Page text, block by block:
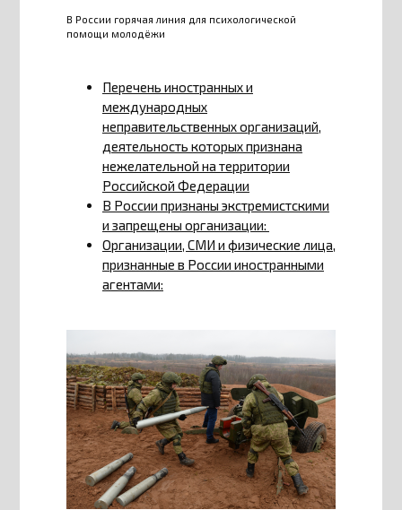
В России горячая линия для психологической
помощи молодёжи
Перечень иностранных и
международных
неправительственных организаций,
деятельность которых признана
нежелательной на территории
Российской Федерации
В России признаны экстремистскими
и запрещены организации:
Организации, СМИ и физические лица,
признанные в России иностранными
агентами: